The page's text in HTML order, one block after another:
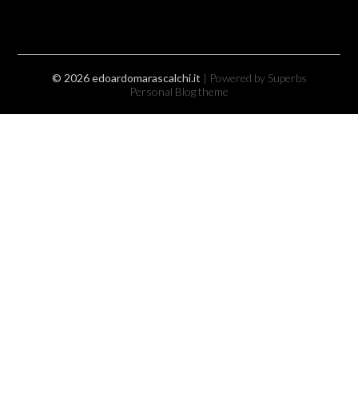
© 2026 edoardomarascalchi.it | Powered by Superbs
Personal Blog theme